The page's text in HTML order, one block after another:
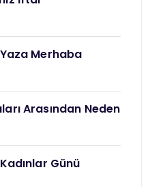
Merhaba
Arasından Neden
Günü